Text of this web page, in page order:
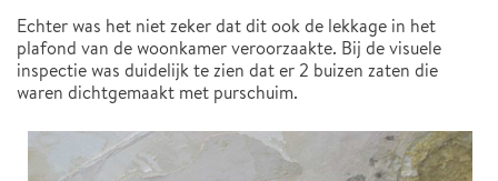
Echter was het niet zeker dat dit ook de lekkage in het
plafond van de woonkamer veroorzaakte. Bij de visuele
inspectie was duidelijk te zien dat er 2 buizen zaten die
waren dichtgemaakt met purschuim.